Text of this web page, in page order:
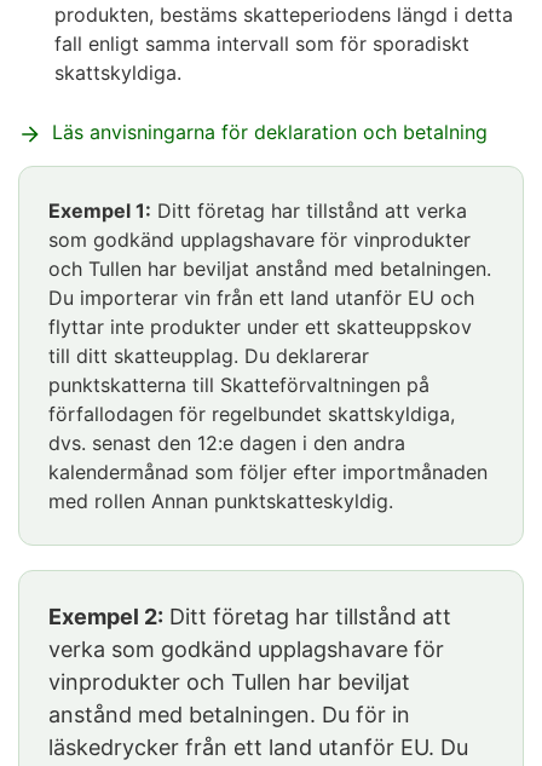
produkten, bestäms skatteperiodens längd i detta
fall enligt samma intervall som för sporadiskt
skattskyldiga.
Läs anvisningarna för deklaration och betalning
Exempel 1: Ditt företag har tillstånd att verka
som godkänd upplagshavare för vinprodukter
och Tullen har beviljat anstånd med betalningen.
Du importerar vin från ett land utanför EU och
flyttar inte produkter under ett skatteuppskov
till ditt skatteupplag. Du deklarerar
punktskatterna till Skatteförvaltningen på
förfallodagen för regelbundet skattskyldiga,
dvs. senast den 12:e dagen i den andra
kalendermånad som följer efter importmånaden
med rollen Annan punktskatteskyldig.
Exempel 2: Ditt företag har tillstånd att
verka som godkänd upplagshavare för
vinprodukter och Tullen har beviljat
anstånd med betalningen. Du för in
läskedrycker från ett land utanför EU. Du